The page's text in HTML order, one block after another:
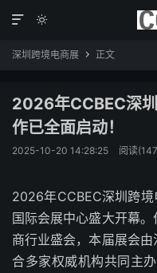


深圳跨境电商展  正文
2026年CCBEC深
作已全面启动！
2025-10-20 14:28:25 阅读
2026年CCBEC深圳跨
国际会展中心盛大开幕
商行业盛会，本届展会
合多家权威机构共同主